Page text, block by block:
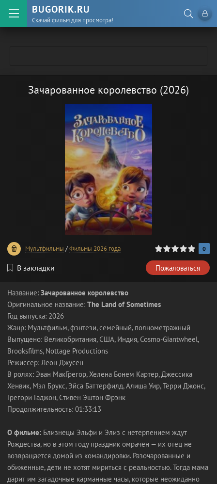
BUGORIK.RU
Скачай фильм для просмотра!
Зачарованное королевство (2026)
Мультфильмы /Фильмы 2026 года
0 1 2 0
В закладки Пожаловаться
Название: Зачарованное королевство
Оригинальное название: The Land of Sometimes
Год выпуска: 2026
Жанр: Мультфильм, фэнтези, семейный, полнометражный
Выпущено: Великобритания, США, Индия, Cosmo-Giantwheel,
Brooksfilms, Nottage Productions
Режиссер: Леон Джусен
В ролях: Эван МакГрегор, Хелена Бонем Картер, Джессика
Хенвик, Мэл Брукс, Эйса Баттерфилд, Алиша Уир, Терри Джонс,
Грегори Гаджон, Стивен Эштон Фрэнк
Продолжительность: 01:33:13
О фильме: Близнецы Эльфи и Элиз с нетерпением ждут
Рождества, но в этом году праздник омрачён — их отец не
возвращается домой из командировки. Разочарованные и
обиженные, дети не хотят мириться с реальностью. Тогда мама
дарит им загадочные карманные часы, которые неожиданно